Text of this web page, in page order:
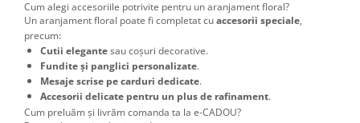
Cum alegi accesoriile potrivite pentru un aranjament floral?
Un aranjament floral poate fi completat cuaccesorii speciale,
precum:
Cutii elegantesau coșuri decorative.
Fundite și panglici personalizate.
Mesaje scrise pe carduri dedicate.
Accesorii delicate pentru un plus de rafinament.
Cum preluăm și livrăm comanda ta la e-CADOU?